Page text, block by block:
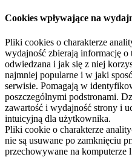
Cookies wpływające na
Pliki cookies o charakterze
wydajność zbierają informację o
odwiedzana i jak się z niej
najmniej popularne i w jaki
serwisie. Pomagają w
poszczególnymi podstronami.
zawartość i wydajność strony i
intuicyjną dla użytkownika.
Pliki cookie o charakterze
nie są usuwane po zamknięciu
przechowywane na komputerze